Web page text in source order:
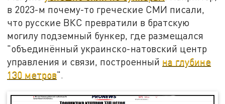
в 2023-м почему-то греческие СМИ писали,
что русские ВКС превратили в братскую
могилу подземный бункер, где размещался
"объединённый украинско-натовский центр
управления и связи, построенный на глубине
130 метров".